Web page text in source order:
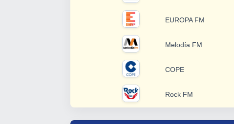
EUROPA FM
Melodía FM
COPE
Rock FM